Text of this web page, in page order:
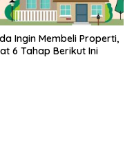
Ingin Membeli Properti,
6 Tahap Berikut Ini